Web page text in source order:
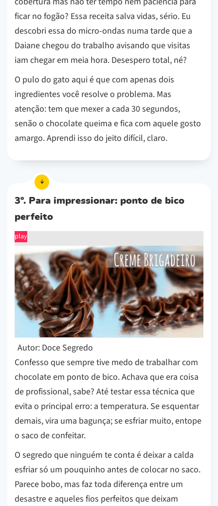
ficar no fogão? Essa receita salva vidas, sério. Eu
descobri essa do micro-ondas numa tarde que a
Daiane chegou do trabalho avisando que visitas
iam chegar em meia hora. Desespero total, né?
O pulo do gato aqui é que com apenas dois
ingredientes você resolve o problema. Mas
atenção: tem que mexer a cada 30 segundos,
senão o chocolate queima e fica com aquele gosto
amargo. Aprendi isso do jeito difícil, claro.
3º. Para impressionar: ponto de bico
perfeito
play
Autor: Doce Segredo
Confesso que sempre tive medo de trabalhar com
chocolate em ponto de bico. Achava que era coisa
de profissional, sabe? Até testar essa técnica que
evita o principal erro: a temperatura. Se esquentar
demais, vira uma bagunça; se esfriar muito, entope
o saco de confeitar.
O segredo que ninguém te conta é deixar a calda
esfriar só um pouquinho antes de colocar no saco.
Parece bobo, mas faz toda diferença entre um
desastre e aqueles fios perfeitos que deixam